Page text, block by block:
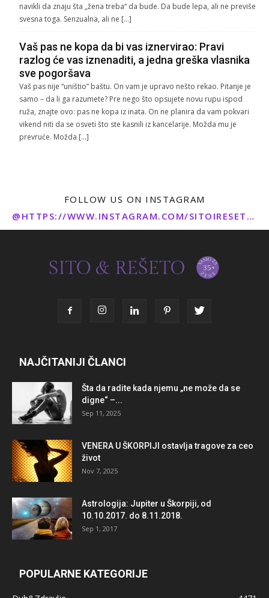
navikli da znaju šta „žena treba“ da bude. Da bude lepa, ali ne previše
svesna toga. Senzualna, ali ne […]
Vaš pas ne kopa da bi vas iznervirao: Pravi
razlog će vas iznenaditi, a jedna greška vlasnika
sve pogoršava
Vaš pas nije “uništio” baštu. On vam je upravo nešto rekao. Pitanje je
samo – da li ga razumete? Pre nego što opsujete novu rupu ispod
ruža, znajte ovo: pas ne kopa iz inata. On ne planira da vam pokvari
vikend niti da se osveti što ste kasnili iz kancelarije. Možda mu je
prevruće. Možda […]
FOLLOW US ON INSTAGRAM
@HTTPS://WWW.INSTAGRAM.COM/SITOIRESETO/
NAJČITANIJI ČLANCI
Šta da radite kada njemu „ne može da se
digne“ –...
Sep 11, 2025
VENERA U ŠKORPIJI ostavlja tragove za ceo
život
Nov 7, 2025
Astrologija: Jupiter u Škorpiji, od
10.10.2017. do 8.11.2018.
Sep 1, 2017
POPULARNE KATEGORIJE